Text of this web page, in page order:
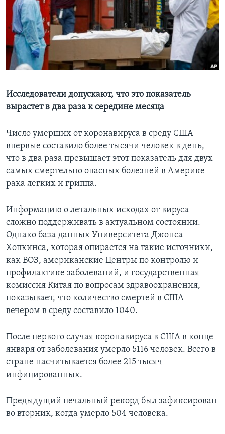
Learning English
СОЦИАЛЬНЫЕ СЕТИ
Языки
Исследователи допускают, что это показатель
вырастет в два раза к середине месяца
Число умерших от коронавируса в среду США
впервые составило более тысячи человек в день,
что в два раза превышает этот показатель для двух
самых смертельно опасных болезней в Америке –
рака легких и гриппа.
Информацию о летальных исходах от вируса
сложно поддерживать в актуальном состоянии.
Однако база данных Университета Джонса
Хопкинса, которая опирается на такие источники,
как ВОЗ, американские Центры по контролю и
профилактике заболеваний, и государственная
комиссия Китая по вопросам здравоохранения,
показывает, что количество смертей в США
вечером в среду составило 1040.
После первого случая коронавируса в США в конце
января от заболевания умерло 5116 человек. Всего в
стране насчитывается более 215 тысяч
инфицированных.
Предыдущий печальный рекорд был зафиксирован
во вторник, когда умерло 504 человека.